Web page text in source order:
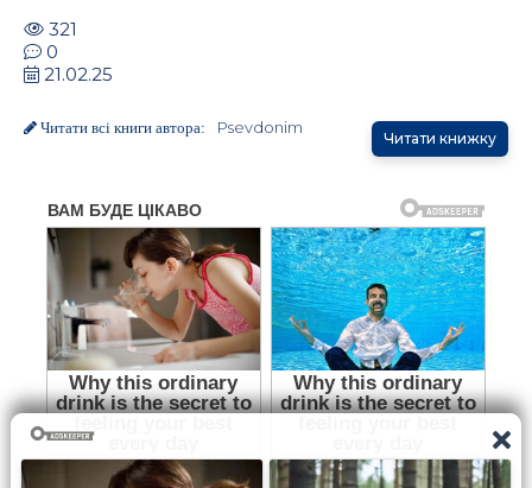
321
0
21.02.25
Читати всі книги автора: Psevdonim
Читати книжку